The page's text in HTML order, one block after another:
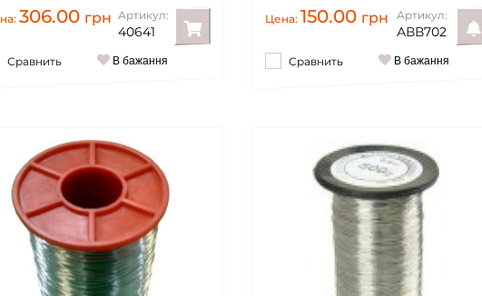
306.00 грн Артикул:
40641
Сравнить В бажання
Цена: 150.00 грн Артикул:
АВВ702
Сравнить В бажання